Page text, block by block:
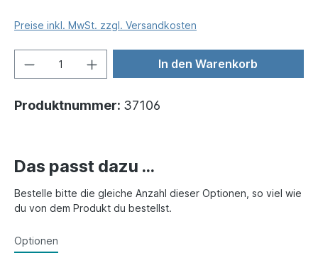
Preise inkl. MwSt. zzgl. Versandkosten
In den Warenkorb
Produktnummer: 37106
Das passt dazu ...
Bestelle bitte die gleiche Anzahl dieser Optionen, so viel wie
du von dem Produkt du bestellst.
Optionen